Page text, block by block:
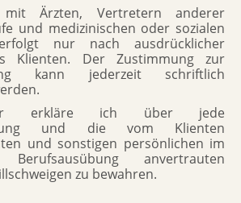
mit Ärzten, Vertretern anderer
und medizinischen oder sozialen
nur nach ausdrücklicher
Klienten. Der Zustimmung zur
kann jederzeit schriftlich
erkläre ich über jede
und die vom Klienten
und sonstigen persönlichen im
anvertrauten
zu bewahren.